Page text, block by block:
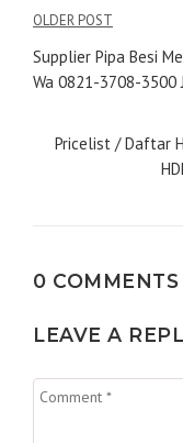
Navigasi
pos
OLDER POST
Supplier Pipa Besi
Wa 0821-3708-3500
Pricelist / Daftar
0 COMMENTS
LEAVE A